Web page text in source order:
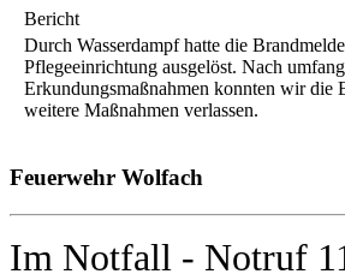
Bericht
Durch Wasserdampf hatte die
Pflegeeinrichtung ausgelöst. Nach
Erkundungsmaßnahmen konnten wir die
weitere Maßnahmen verlassen.
Feuerwehr Wolfach
Im Notfall - Notruf